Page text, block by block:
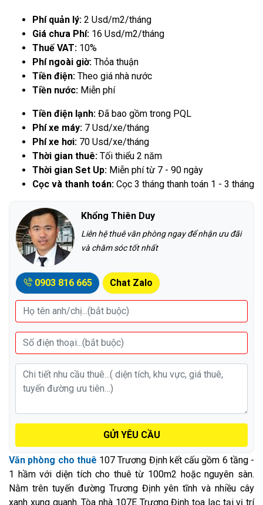
Phí quản lý: 2 Usd/m2/tháng
Giá chưa Phí: 16 Usd/m2/tháng
Thuế VAT: 10%
Phí ngoài giờ: Thỏa thuận
Tiền điện: Theo giá nhà nước
Tiền nước: Miễn phí
Tiền điện lạnh: Đã bao gồm trong PQL
Phí xe máy: 7 Usd/xe/tháng
Phí xe hơi: 70 Usd/xe/tháng
Thời gian thuê: Tối thiểu 2 năm
Thời gian Set Up: Miễn phí từ 7 - 90 ngày
Cọc và thanh toán: Cọc 3 tháng thanh toán 1 - 3 tháng
Khổng Thiên Duy
Liên hệ thuê văn phòng ngay để nhận ưu đãi
và chăm sóc tốt nhất
0903 816 665 Chat Zalo
GỬI YÊU CẦU
Văn phòng cho thuê 107 Trương Định kết cấu gồm 6 tầng -
1 hầm với diện tích cho thuê từ 100m2 hoặc nguyên sàn.
Nằm trên tuyến đường Trương Định yên tĩnh và nhiều cây
xanh xung quanh. Tòa nhà 107E Trương Định tọa lạc tại vị trí